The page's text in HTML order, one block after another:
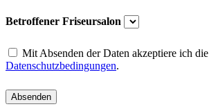
Betroffener Friseursalon
Mit Absenden der Daten akzeptiere ich die
Datenschutzbedingungen.
Absenden